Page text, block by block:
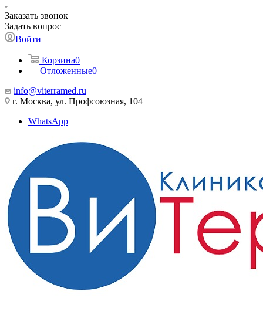
Заказать звонок
Задать вопрос
Войти
Корзина0
Отложенные0
info@viterramed.ru
г. Москва, ул. Профсоюзная, 104
WhatsApp